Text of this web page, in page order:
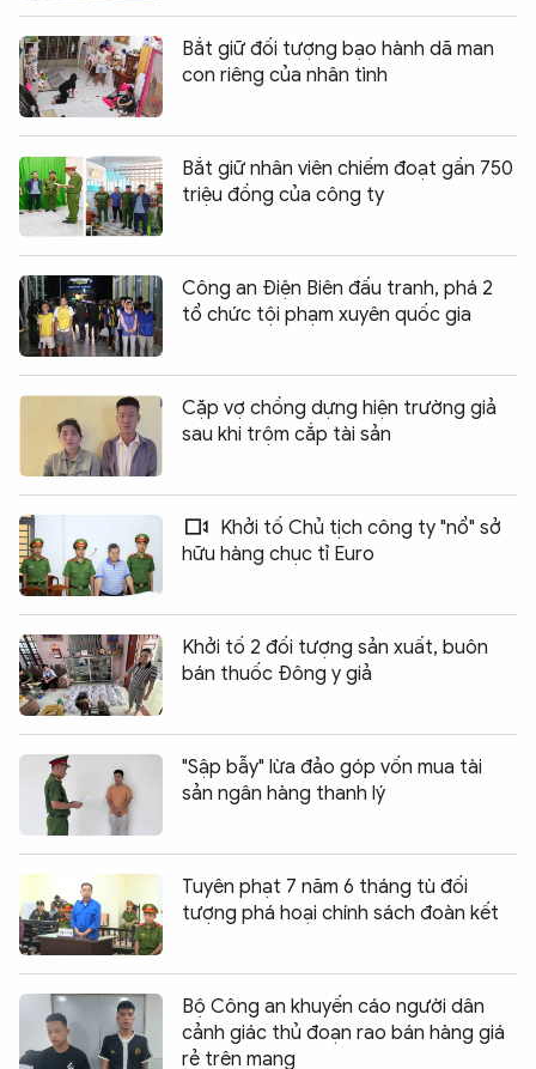
Bắt giữ đối tượng bạo hành dã man
con riêng của nhân tình
Bắt giữ nhân viên chiếm đoạt gần 750
triệu đồng của công ty
Công an Điện Biên đấu tranh, phá 2
tổ chức tội phạm xuyên quốc gia
Cặp vợ chồng dựng hiện trường giả
sau khi trộm cắp tài sản
Khởi tố Chủ tịch công ty "nổ" sở
hữu hàng chục tỉ Euro
Khởi tố 2 đối tượng sản xuất, buôn
bán thuốc Đông y giả
"Sập bẫy" lừa đảo góp vốn mua tài
sản ngân hàng thanh lý
Tuyên phạt 7 năm 6 tháng tù đối
tượng phá hoại chính sách đoàn kết
Bộ Công an khuyến cáo người dân
cảnh giác thủ đoạn rao bán hàng giá
rẻ trên mạng